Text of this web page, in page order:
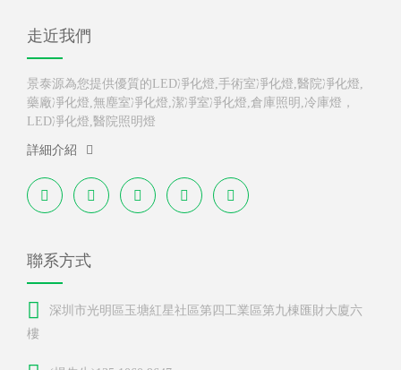
走近我們
景泰源為您提供優質的LED凈化燈,手術室凈化燈,醫院凈化燈,
藥廠凈化燈,無塵室凈化燈,潔凈室凈化燈,倉庫照明,冷庫燈，
LED凈化燈,醫院照明燈
詳細介紹
聯系方式
深圳市光明區玉塘紅星社區第四工業區第九棟匯財大廈六
樓